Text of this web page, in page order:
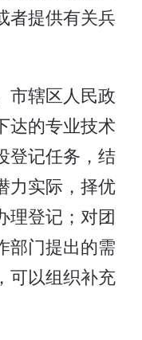
者提供有关兵
市辖区人民政
达的专业技术
登记任务，结
力实际，择优
理登记；对团
部门提出的需
可以组织补充